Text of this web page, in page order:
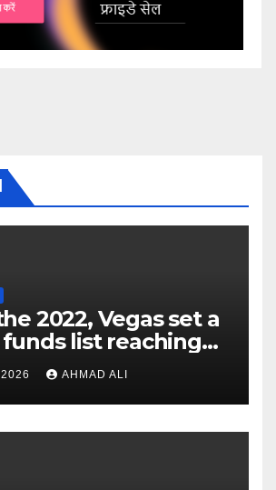
2022, Vegas set a
list reaching
AHMAD ALI